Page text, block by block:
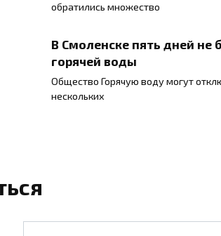
обратились множество
В Смоленске пять дней не
горячей воды
Общество Горячую воду могут
нескольких